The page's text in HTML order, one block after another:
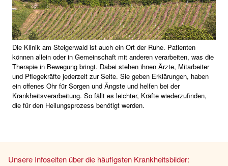
Die Klinik am Steigerwald ist auch ein Ort der Ruhe. Patienten
können allein oder in Gemeinschaft mit anderen verarbeiten, was die
Therapie in Bewegung bringt. Dabei stehen ihnen Ärzte, Mitarbeiter
und Pflegekräfte jederzeit zur Seite. Sie geben Erklärungen, haben
ein offenes Ohr für Sorgen und Ängste und helfen bei der
Krankheitsverarbeitung. So fällt es leichter, Kräfte wiederzufinden,
die für den Heilungsprozess benötigt werden.
Unsere Infoseiten über die häufigsten Krankheitsbilder: